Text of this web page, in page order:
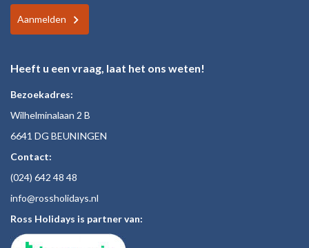
Aanmelden
Heeft u een vraag, laat het ons weten!
Bezoekadres:
Wilhelminalaan 2 B
6641 DG BEUNINGEN
Contact:
(024) 642 48 48
info@rossholidays.nl
Ross Holidays is partner van: